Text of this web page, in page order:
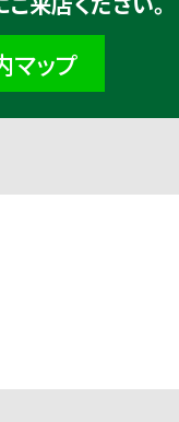
マップ